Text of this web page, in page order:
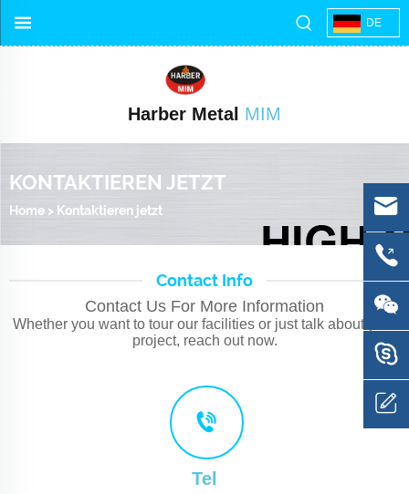
DE
Harber Metal MIM
KONTAKTIEREN JETZT
Home > Kontaktieren jetzt
Contact Info
Contact Us For More Information
Whether you want to tour our facilities or just talk about your
project, reach out now.
Tel